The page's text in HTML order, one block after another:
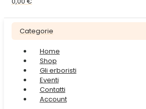
Categorie
Home
Shop
Gli erboristi
Eventi
Contatti
Account